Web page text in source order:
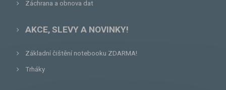
Záchrana a obnova dat
AKCE, SLEVY A NOVINKY!
Základní čištění notebooku ZDARMA!
Trháky